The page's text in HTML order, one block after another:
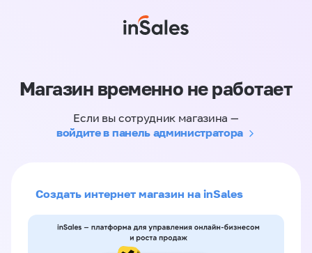
Магазин временно не работает
Если вы сотрудник магазина —
войдите в панель администратора
Создать интернет магазин на inSales